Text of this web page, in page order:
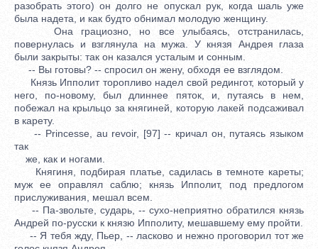
разобрать этого) он долго не опускал рук, когда шаль уже
была надета, и как будто обнимал молодую женщину.
Она грациозно, но все улыбаясь, отстранилась,
повернулась и взглянула на мужа. У князя Андрея глаза
были закрыты: так он казался усталым и сонным.
-- Вы готовы? -- спросил он жену, обходя ее взглядом.
Князь Ипполит торопливо надел свой редингот, который у
него, по-новому, был длиннее пяток, и, путаясь в нем,
побежал на крыльцо за княгиней, которую лакей подсаживал
в карету.
-- Рrincesse, au revoir, [97] -- кричал он, путаясь языком
так
же, как и ногами.
Княгиня, подбирая платье, садилась в темноте кареты;
муж ее оправлял саблю; князь Ипполит, под предлогом
прислуживания, мешал всем.
-- Па-звольте, сударь, -- сухо-неприятно обратился князь
Андрей по-русски к князю Ипполиту, мешавшему ему пройти.
-- Я тебя жду, Пьер, -- ласково и нежно проговорил тот же